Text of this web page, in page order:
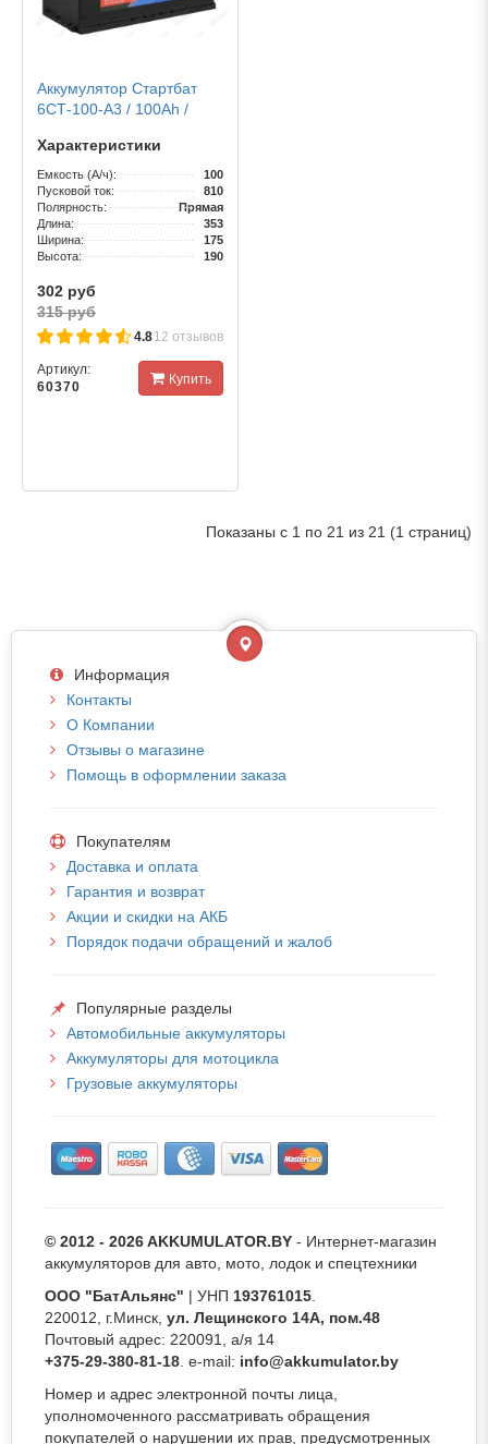
Аккумулятор Стартбат
6СТ-100-А3 / 100Ah /
полярность
Характеристики
Емкость (А/ч):
100
Пусковой ток:
810
Полярность:
Прямая
Длина:
353
Ширина:
175
Высота:
190
302 руб
315 руб
4.812 отзывов
Артикул:
60370
Купить
Показаны с 1 по 21 из 21 (1 страниц)
Информация
Контакты
О Компании
Отзывы о магазине
Помощь в оформлении заказа
Покупателям
Доставка и оплата
Гарантия и возврат
Акции и скидки на АКБ
Порядок подачи обращений и жалоб
Популярные разделы
Автомобильные аккумуляторы
Аккумуляторы для мотоцикла
Грузовые аккумуляторы
© 2012 - 2026 AKKUMULATOR.BY - Интернет-магазин
аккумуляторов для авто, мото, лодок и спецтехники
ООО "БатАльянс" | УНП 193761015
220012, г.Минск, ул. Лещинского 14А, пом.48
Почтовый адрес: 220091, а/я 14
+375-29-380-81-18 . e-mail: info@akkumulator.by
Номер и адрес электронной почты лица,
уполномоченного рассматривать обращения
покупателей о нарушении их прав, предусмотренных